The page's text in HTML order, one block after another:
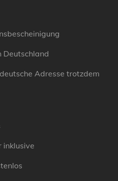
Deutschland
Adresse trotzdem
inklusive